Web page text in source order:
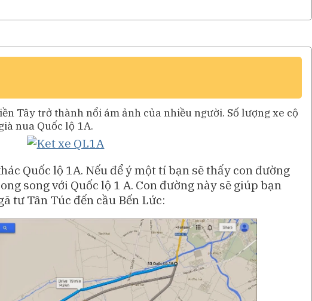
Tây trở thành nổi ám ảnh của nhiều người. Số lượng xe cộ
nua Quốc lộ 1A.
Quốc lộ 1A. Nếu để ý một tí bạn sẽ thấy con đường
song với Quốc lộ 1 A. Con đường này sẽ giúp bạn
tư Tân Túc đến cầu Bến Lức: